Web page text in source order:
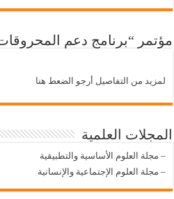
مؤتمر “برنامج دعم
لمزيد من التفاصيل أرجو الضعط هنا
المجلات العلمية
– مجلة العلوم الأساسية والتطبيقية
– مجلة العلوم الإجتماعية والإنسانية